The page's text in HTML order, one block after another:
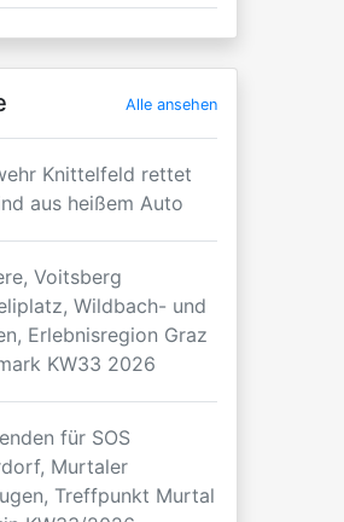
Alle ansehen
Knittelfeld rettet
aus heißem Auto
Voitsberg
Wildbach- und
Erlebnisregion Graz
KW33 2026
für SOS
Murtaler
Treffpunkt Murtal